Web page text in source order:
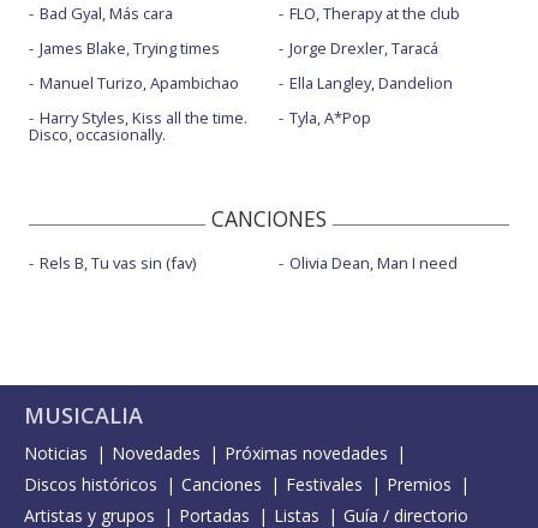
Bad Gyal, Más cara
James Blake, Trying times
Manuel Turizo, Apambichao
Harry Styles, Kiss all the time.
Disco, occasionally.
FLO, Therapy at the club
Jorge Drexler, Taracá
Ella Langley, Dandelion
Tyla, A*Pop
CANCIONES
Rels B, Tu vas sin (fav) Olivia Dean, Man I need
MUSICALIA
Noticias Novedades
Próximas novedades
Discos históricos
Canciones Festivales
Premios
Artistas y grupos
Portadas Listas Guía / directorio